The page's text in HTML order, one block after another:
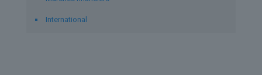
International